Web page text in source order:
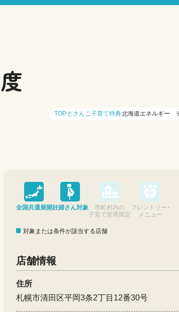
TOPどさんこ子育て特典北海道エネルギー
全国共通展開妊婦さん対象
市町村内の
子育て世帯限定
フレンドリー・
メニュー
対象または条件が該当する店舗
店舗情報
住所
札幌市清田区平岡3条2丁目12番30号